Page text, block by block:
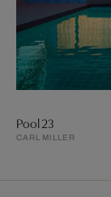
Pool 23
CARL MILLER